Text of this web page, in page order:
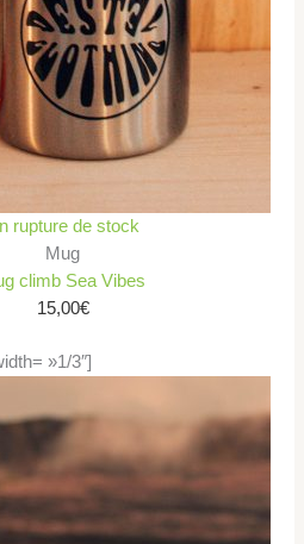
rupture de stock
Mug
climb Sea Vibes
15,00€
»1/3″]